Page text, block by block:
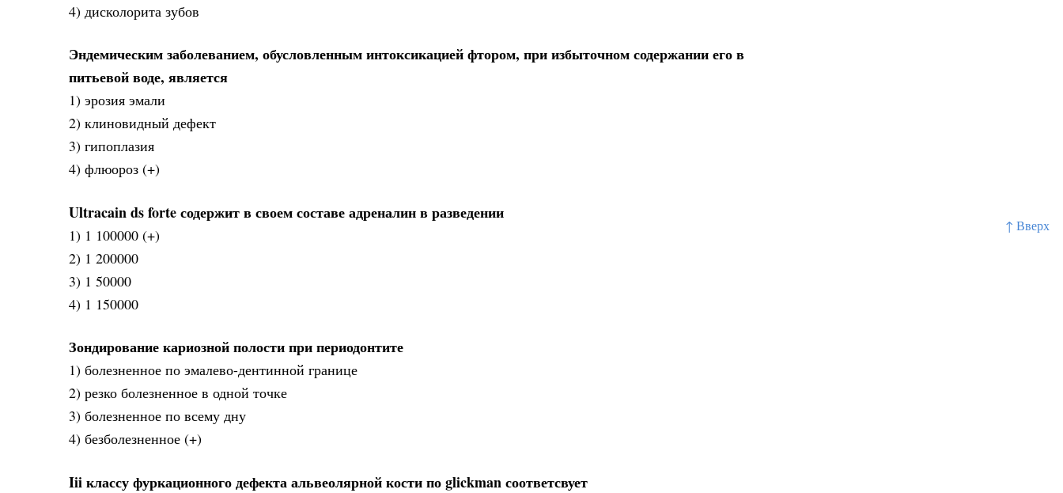
↑ Вверх
4) дисколорита зубов
Эндемическим заболеванием, обусловленным интоксикацией фтором, при избыточном содержании его в
питьевой воде, является
1) эрозия эмали
2) клиновидный дефект
3) гипоплазия
4) флюороз (+)
Ultracain ds forte содержит в своем составе адреналин в разведении
1) 1 100000 (+)
2) 1 200000
3) 1 50000
4) 1 150000
Зондирование кариозной полости при периодонтите
1) болезненное по эмалево-дентинной границе
2) резко болезненное в одной точке
3) болезненное по всему дну
4) безболезненное (+)
Iii классу фуркационного дефекта альвеолярной кости по glickman соответсвует